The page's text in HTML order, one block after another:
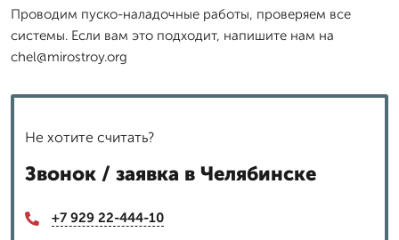
Проводим пуско-наладочные работы, проверяем все
системы. Если вам это подходит, напишите нам на
chel@mirostroy.org
Не хотите считать?
Звонок / заявка в Челябинске
+7 929 22-444-10